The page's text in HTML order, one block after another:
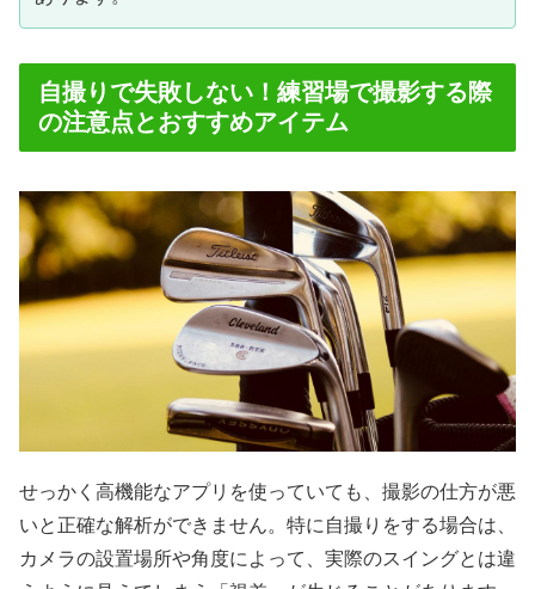
自撮りで失敗しない！練習場で撮影する際
の注意点とおすすめアイテム
せっかく高機能なアプリを使っていても、撮影の仕方が悪
いと正確な解析ができません。特に自撮りをする場合は、
カメラの設置場所や角度によって、実際のスイングとは違